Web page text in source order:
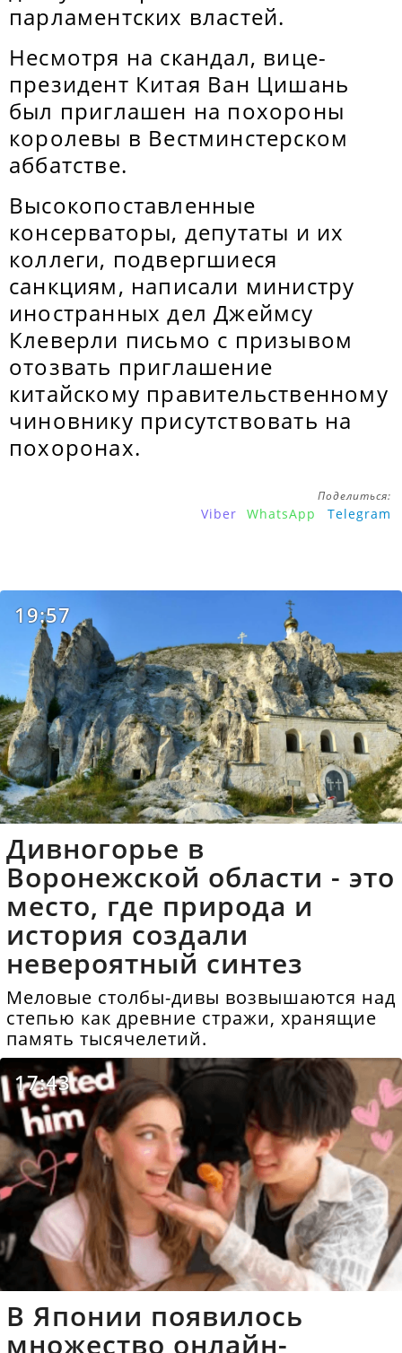
парламентских властей.
Несмотря на скандал, вице-
президент Китая Ван Цишань
был приглашен на похороны
королевы в Вестминстерском
аббатстве.
Высокопоставленные
консерваторы, депутаты и их
коллеги, подвергшиеся
санкциям, написали министру
иностранных дел Джеймсу
Клеверли письмо с призывом
отозвать приглашение
китайскому правительственному
чиновнику присутствовать на
похоронах.
Поделиться:
Viber WhatsApp Telegram
19:57
Дивногорье в
Воронежской области - это
место, где природа и
история создали
невероятный синтез
Меловые столбы-дивы возвышаются над
степью как древние стражи, хранящие
память тысячелетий.
17:43
В Японии появилось
множество онлайн-